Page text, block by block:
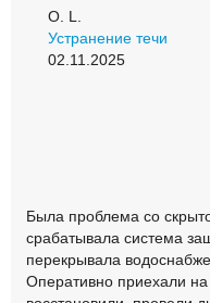
О. L.
Устранение течи
02.11.2025
Была проблема со
срабатывала система
перекрывала
Оперативно приехали